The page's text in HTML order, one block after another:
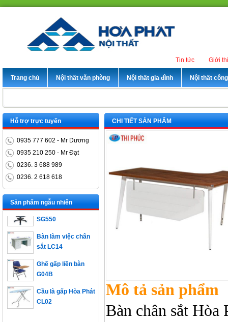
Giới
Tin tức
Trang chủ Nội thất văn phòng Nội thất gia đình Nội thất
CHI TIẾT SẢN PHẨM
Mô tả sản phẩm
Bàn chân sắt
Hỗ trợ trực tuyến
0935 777 602 - Mr Dương
0935 210 250 - Mr Đạt
0236. 3 688 989
0236. 2 618 618
Sản phẩm ngẫu nhiên
Bàn trưởng phòng
ET1400D
Ghế xoay nhân viên
SG550
Bàn làm việc chân
sắt LC14
Ghế gấp liền bàn
G04B
Cầu là gấp Hòa Phát
CL02